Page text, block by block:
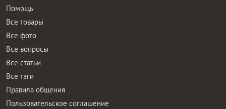
Помощь
Все товары
Все фото
Все вопросы
Все статьи
Все тэги
Правила общения
Пользовательское соглашение